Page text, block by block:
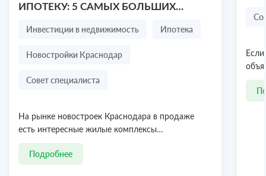
ИПОТЕКУ: 5 САМЫХ БОЛЬШИХ
Инвестиции в недвижимость
Ипотека
Новостройки Краснодар
Совет специалиста
На рынке новостроек Краснодара в продаже
есть интересные жилые комплексы…
Подробнее